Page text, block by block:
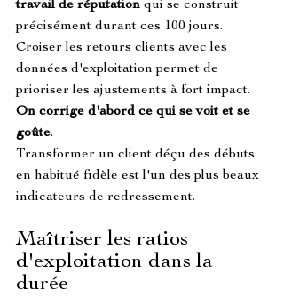
travail de réputation qui se construit
précisément durant ces 100 jours.
Croiser les retours clients avec les
données d'exploitation permet de
prioriser les ajustements à fort impact.
On corrige d'abord ce qui se voit et se
goûte.
Transformer un client déçu des débuts
en habitué fidèle est l'un des plus beaux
indicateurs de redressement.
Maîtriser les ratios
d'exploitation dans la
durée